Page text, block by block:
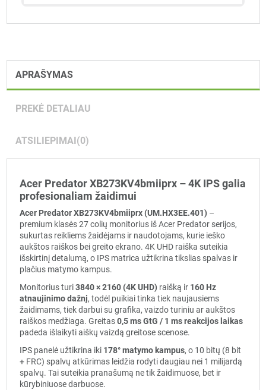
APRAŠYMAS
PREKĖ DETALIAU
ATSILIEPIMAI(0)
Acer Predator XB273KV4bmiiprx – 4K IPS galia
profesionaliam žaidimui
Acer Predator XB273KV4bmiiprx (UM.HX3EE.401) –
premium klasės 27 colių monitorius iš Acer Predator serijos,
sukurtas reikliems žaidėjams ir naudotojams, kurie ieško
aukštos raiškos bei greito ekrano. 4K UHD raiška suteikia
išskirtinį detalumą, o IPS matrica užtikrina tikslias spalvas ir
plačius matymo kampus.
Monitorius turi3840 × 2160 (4K UHD) raišką ir 160 Hz
atnaujinimo dažnį, todėl puikiai tinka tiek naujausiems
žaidimams, tiek darbui su grafika, vaizdo turiniu ar aukštos
raiškos medžiaga. Greitas0,5 ms GtG / 1 ms reakcijos laikas
padeda išlaikyti aiškų vaizdą greitose scenose.
IPS panelė užtikrina iki 178° matymo kampus, o 10 bitų (8 bit
+ FRC) spalvų atkūrimas leidžia rodyti daugiau nei 1 milijardą
spalvų. Tai suteikia pranašumą ne tik žaidimuose, bet ir
kūrybiniuose darbuose.